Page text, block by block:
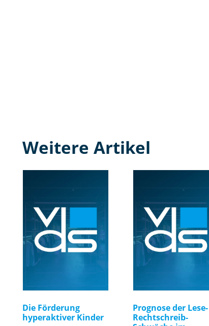
Weitere Artikel
Die Förderung
hyperaktiver Kinder
Prognose der Lese-
Rechtschreib-